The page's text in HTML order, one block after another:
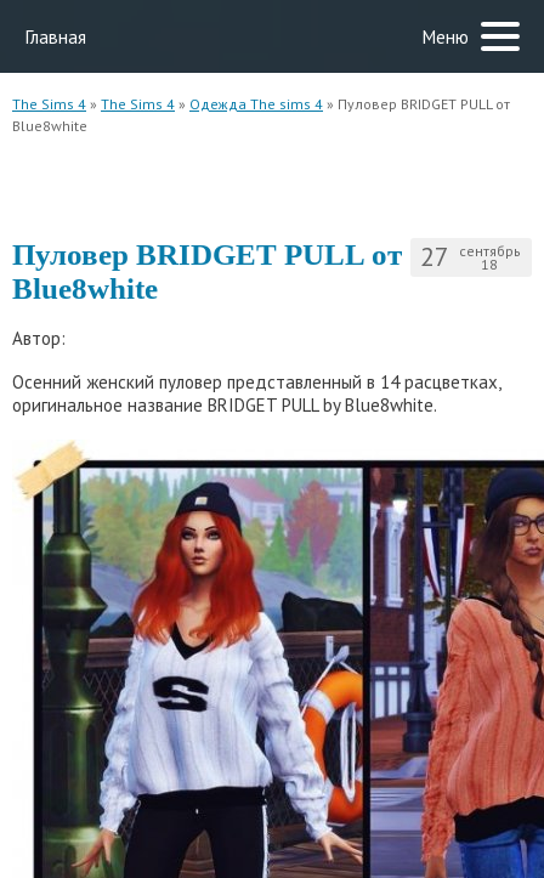
Главная Меню
The Sims 4 » The Sims 4 » Одежда The sims 4 » Пуловер BRIDGET PULL от
Blue8white
27 сентябрь
18
Пуловер BRIDGET PULL от
Blue8white
Автор:
Осенний женский пуловер представленный в 14 расцветках,
оригинальное название BRIDGET PULL by Blue8white.